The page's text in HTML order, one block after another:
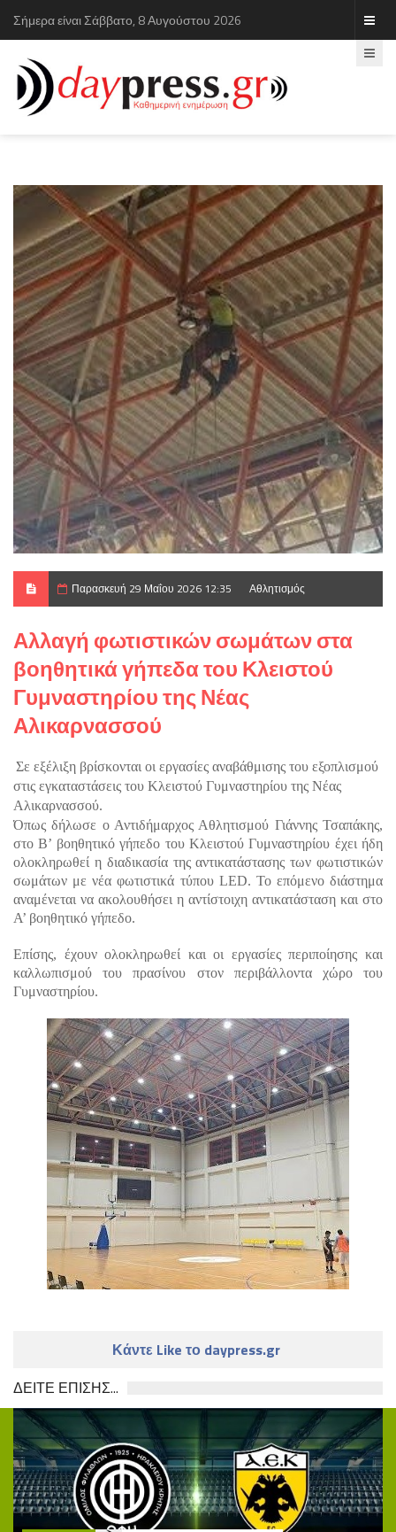
Σήμερα είναι Σάββατο, 8 Αυγούστου 2026
Παρασκευή 29 Μαΐου 2026 12:35 Αθλητισμός
Αλλαγή φωτιστικών σωμάτων στα
βοηθητικά γήπεδα του Κλειστού
Γυμναστηρίου της Νέας
Αλικαρνασσού
Σε εξέλιξη βρίσκονται οι εργασίες αναβάθμισης του εξοπλισμού
στις εγκαταστάσεις του Κλειστού Γυμναστηρίου της Νέας
Αλικαρνασσού.
Όπως δήλωσε ο Αντιδήμαρχος Αθλητισμού Γιάννης Τσαπάκης,
στο Β’ βοηθητικό γήπεδο του Κλειστού Γυμναστηρίου έχει ήδη
ολοκληρωθεί η διαδικασία της αντικατάστασης των φωτιστικών
σωμάτων με νέα φωτιστικά τύπου LED. Το επόμενο διάστημα
αναμένεται να ακολουθήσει η αντίστοιχη αντικατάσταση και στο
Α’ βοηθητικό γήπεδο.
Επίσης, έχουν ολοκληρωθεί και οι εργασίες περιποίησης και
καλλωπισμού του πρασίνου στον περιβάλλοντα χώρο του
Γυμναστηρίου.
Κάντε Like το daypress.gr
ΔΕΙΤΕ ΕΠΙΣΗΣ...